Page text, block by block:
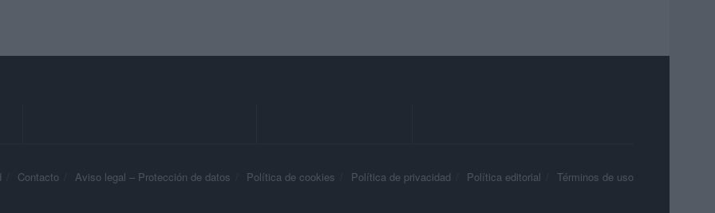
Contacto Aviso legal – Protección de datos Política de cookies Política de privacidad Política editorial Términos de uso